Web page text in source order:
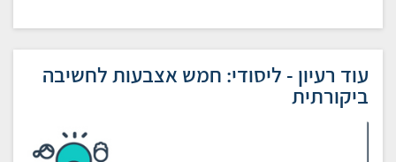
עוד רעיון - ליסודי: חמש אצבעות לחשיבה
ביקורתית